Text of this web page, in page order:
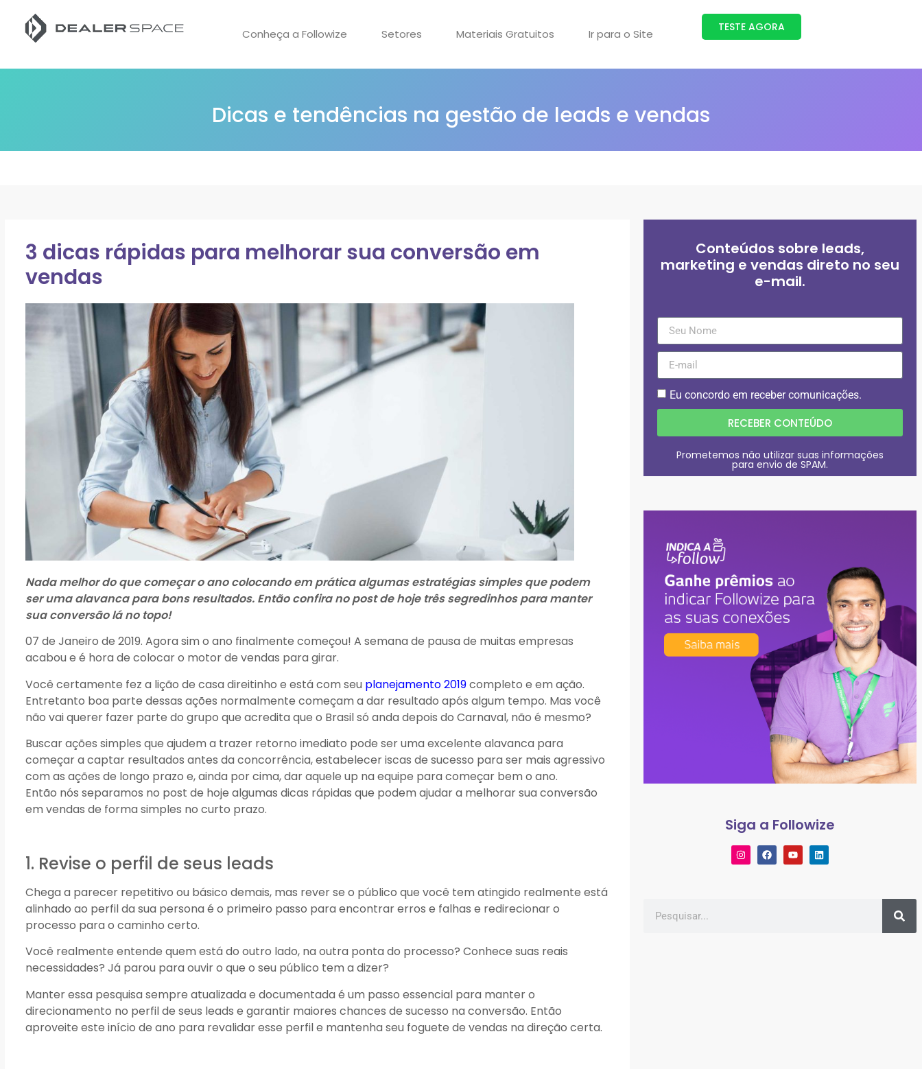
Conheça a Followize Setores Materiais Gratuitos Ir para o Site TESTE AGORA
Dicas e tendências na gestão de leads e vendas
3 dicas rápidas para melhorar sua conversão em
vendas
Nada melhor do que começar o ano colocando em prática algumas estratégias simples que podem
ser uma alavanca para bons resultados. Então confira no post de hoje três segredinhos para manter
sua conversão lá no topo!
07 de Janeiro de 2019. Agora sim o ano finalmente começou! A semana de pausa de muitas empresas
acabou e é hora de colocar o motor de vendas para girar.
Você certamente fez a lição de casa direitinho e está com seu planejamento 2019completo e em ação.
Entretanto boa parte dessas ações normalmente começam a dar resultado após algum tempo. Mas você
não vai querer fazer parte do grupo que acredita que o Brasil só anda depois do Carnaval, não é mesmo?
Buscar ações simples que ajudem a trazer retorno imediato pode ser uma excelente alavanca para
começar a captar resultados antes da concorrência, estabelecer iscas de sucesso para ser mais agressivo
com as ações de longo prazo e, ainda por cima, dar aquele up na equipe para começar bem o ano.
Então nós separamos no post de hoje algumas dicas rápidas que podem ajudar a melhorar sua conversão
em vendas de forma simples no curto prazo.
1. Revise o perfil de seus leads
Chega a parecer repetitivo ou básico demais, mas rever se o público que você tem atingido realmente está
alinhado ao perfil da sua persona é o primeiro passo para encontrar erros e falhas e redirecionar o
processo para o caminho certo.
Você realmente entende quem está do outro lado, na outra ponta do processo? Conhece suas reais
necessidades? Já parou para ouvir o que o seu público tem a dizer?
Manter essa pesquisa sempre atualizada e documentada é um passo essencial para manter o
direcionamento no perfil de seus leads e garantir maiores chances de sucesso na conversão. Então
aproveite este início de ano para revalidar esse perfil e mantenha seu foguete de vendas na direção certa.
Conteúdos sobre leads,
marketing e vendas direto no seu
e-mail.
Eu concordo em receber comunicações.
RECEBER CONTEÚDO
Prometemos não utilizar suas informações
para envio de SPAM.
Siga a Followize